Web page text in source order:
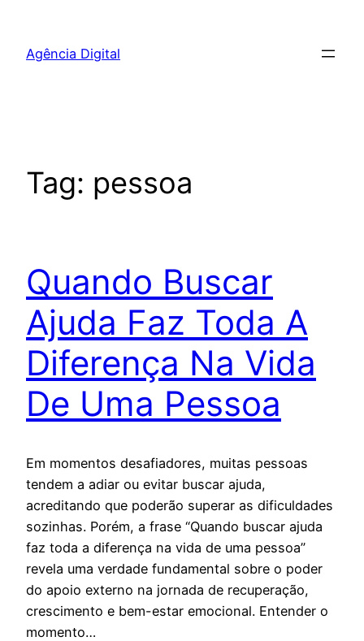
Agência Digital
Tag: pessoa
Quando Buscar
Ajuda Faz Toda A
Diferença Na Vida
De Uma Pessoa
Em momentos desafiadores, muitas pessoas
tendem a adiar ou evitar buscar ajuda,
acreditando que poderão superar as dificuldades
sozinhas. Porém, a frase “Quando buscar ajuda
faz toda a diferença na vida de uma pessoa”
revela uma verdade fundamental sobre o poder
do apoio externo na jornada de recuperação,
crescimento e bem-estar emocional. Entender o
momento…